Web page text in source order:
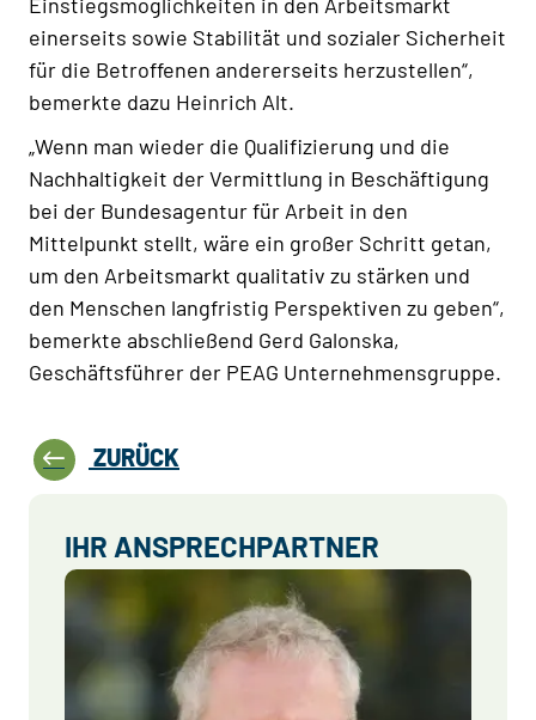
einerseits sowie Stabilität und sozialer Sicherheit
für die Betroffenen andererseits herzustellen“,
bemerkte dazu Heinrich Alt.
„Wenn man wieder die Qualifizierung und die
Nachhaltigkeit der Vermittlung in Beschäftigung
bei der Bundesagentur für Arbeit in den
Mittelpunkt stellt, wäre ein großer Schritt getan,
um den Arbeitsmarkt qualitativ zu stärken und
den Menschen langfristig Perspektiven zu geben“,
bemerkte abschließend Gerd Galonska,
Geschäftsführer der PEAG Unternehmensgruppe.
ZURÜCK
IHR ANSPRECHPARTNER